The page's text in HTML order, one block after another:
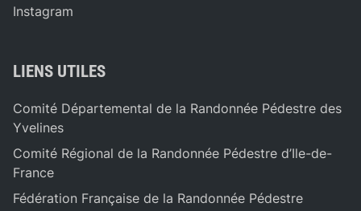
Instagram
LIENS UTILES
Comité Départemental de la Randonnée Pédestre des
Yvelines
Comité Régional de la Randonnée Pédestre d’Ile-de-
France
Fédération Française de la Randonnée Pédestre